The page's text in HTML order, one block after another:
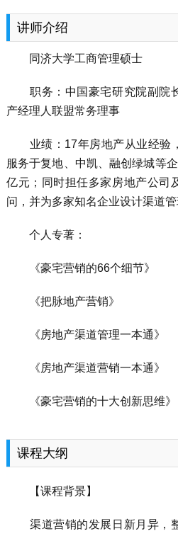
讲师介绍
同济大学工商管理硕士
职务：中国豪宅研究院副院
产经理人联盟常务理事
业绩：17年房地产从业经验
服务于复地、中凯、融创绿城等
亿元；同时担任多家房地产公司
问，并为多家知名企业设计渠道
个人专著：
《豪宅营销的66个细节》
《把脉地产营销》
《房地产渠道管理一本通》
《房地产渠道营销一本通》
《豪宅营销的十大创新思维》
课程大纲
【课程背景】
渠道营销的发展日新月异，